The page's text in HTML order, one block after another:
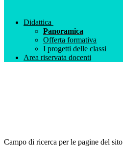
Didattica
Panoramica
Offerta formativa
I progetti delle classi
Area riservata docenti
Campo di ricerca per le pagine del sito